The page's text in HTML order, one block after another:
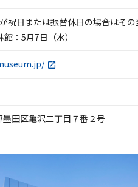
祝日または振替休日の場合はそ
：5月7日（水）
田区亀沢二丁目７番２号